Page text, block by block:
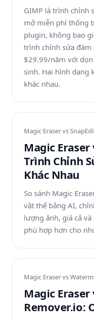
GIMP là trình chỉnh
mở miễn phí thống
plugin, không bao
trình chỉnh sửa
$29.99/năm với
sinh. Hai hình dạng
khác nhau.
Magic Eraser vs
Magic Eraser
Trình Chỉnh
Khác Nhau
So sánh Magic
vật thể bằng AI,
lượng ảnh, giá cả
phù hợp hơn cho
Magic Eraser vs
Magic
Remover.io: